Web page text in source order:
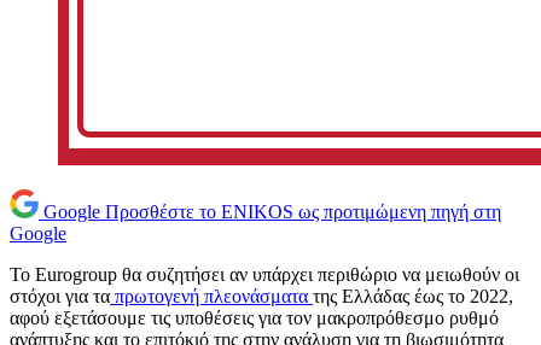
Google Προσθέστε το ENIKOS ως προτιμώμενη πηγή στη
Google
Το Eurogroup θα συζητήσει αν υπάρχει περιθώριο να μειωθούν οι
στόχοι για τα πρωτογενή πλεονάσματα της Ελλάδας έως το 2022,
αφού εξετάσουμε τις υποθέσεις για τον μακροπρόθεσμο ρυθμό
ανάπτυξης και το επιτόκιό της στην ανάλυση για τη βιωσιμότητα